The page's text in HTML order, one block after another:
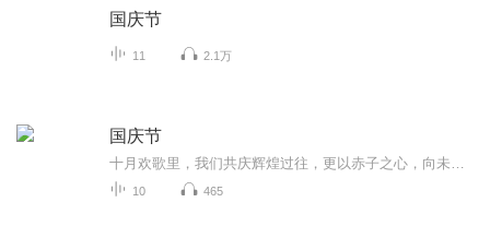
国庆节
11 2.1万
国庆节
10 465